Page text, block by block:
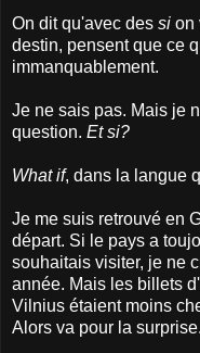
On dit qu'avec des si on
destin, pensent que ce
immanquablement.
Je ne sais pas. Mais je
question. Et si?
What if, dans la langue
Je me suis retrouvé en
départ. Si le pays a
souhaitais visiter, je ne
année. Mais les billets
Vilnius étaient moins
Alors va pour la surprise.